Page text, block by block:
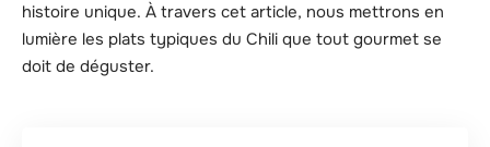
histoire unique. À travers cet article, nous mettrons en
lumière les plats typiques du Chili que tout gourmet se
doit de déguster.